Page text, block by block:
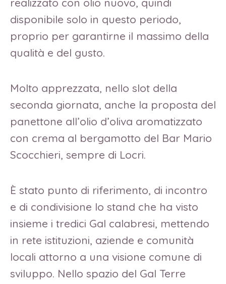
realizzato con olio nuovo, quindi
disponibile solo in questo periodo,
proprio per garantirne il massimo della
qualità e del gusto.
Molto apprezzata, nello slot della
seconda giornata, anche la proposta del
panettone all’olio d’oliva aromatizzato
con crema al bergamotto del Bar Mario
Scocchieri, sempre di Locri.
È stato punto di riferimento, di incontro
e di condivisione lo stand che ha visto
insieme i tredici Gal calabresi, mettendo
in rete istituzioni, aziende e comunità
locali attorno a una visione comune di
sviluppo. Nello spazio del Gal Terre